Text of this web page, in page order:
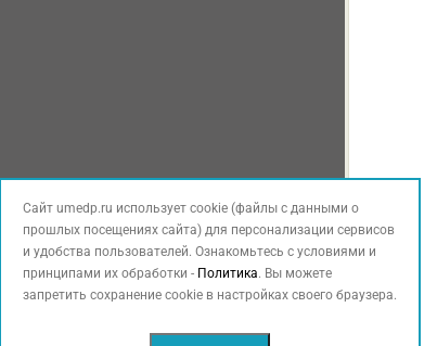
Сайт umedp.ru использует cookie (файлы с данными о
прошлых посещениях сайта) для персонализации сервисов
и удобства пользователей. Ознакомьтесь с условиями и
принципами их обработки - Политика. Вы можете
запретить сохранение cookie в настройках своего браузера.